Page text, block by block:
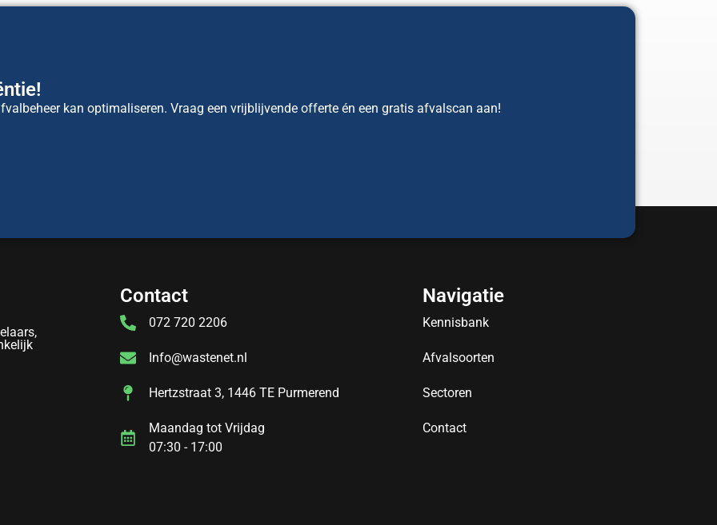
kan optimaliseren. Vraag een vrijblijvende offerte én een gratis afvalscan aan!
Contact
072 720 2206
Info@wastenet.nl
Hertzstraat 3, 1446 TE Purmerend
Maandag tot Vrijdag
07:30 - 17:00
Navigatie
Kennisbank
Afvalsoorten
Sectoren
Contact